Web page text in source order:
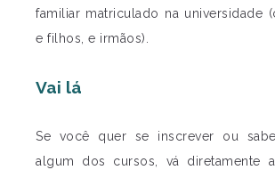
familiar matriculado na universidade
e filhos, e irmãos).
Vai lá
Se você quer se inscrever ou
algum dos cursos, vá diretamente